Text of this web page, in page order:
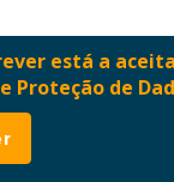
está a
Proteção de